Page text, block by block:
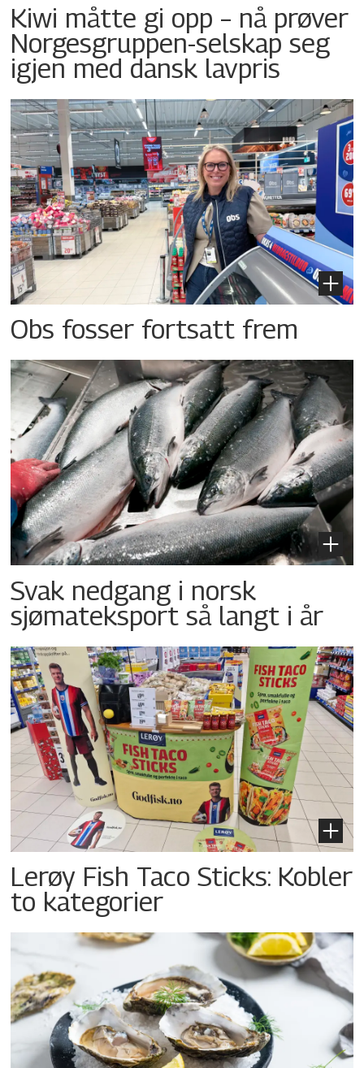
Kiwi måtte gi opp – nå prøver
Norgesgruppen-selskap seg
igjen med dansk lavpris
Obs fosser fortsatt frem
Svak nedgang i norsk
sjømateksport så langt i år
Lerøy Fish Taco Sticks: Kobler
to kategorier